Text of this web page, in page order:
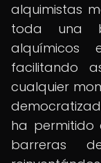
alquimistas
toda una
alquímicos
facilitando
cualquier
ha permitido
barreras